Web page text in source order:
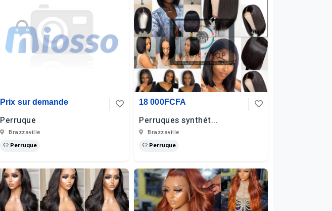
Prix sur demande
Perruque
Brazzaville
👕 Perruque
18 000FCFA
Perruques synthét...
Brazzaville
👕 Perruque